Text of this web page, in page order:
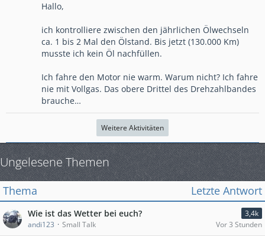
Hallo,
ich kontrolliere zwischen den jährlichen Ölwechseln
ca. 1 bis 2 Mal den Ölstand. Bis jetzt (130.000 Km)
musste ich kein Öl nachfüllen.
Ich fahre den Motor nie warm. Warum nicht? Ich fahre
nie mit Vollgas. Das obere Drittel des Drehzahlbandes
brauche…
Weitere Aktivitäten
Ungelesene Themen
Thema Letzte Antwort
Wie ist das Wetter bei euch?
3,4k
andi123
Small Talk Vor 3 Stunden